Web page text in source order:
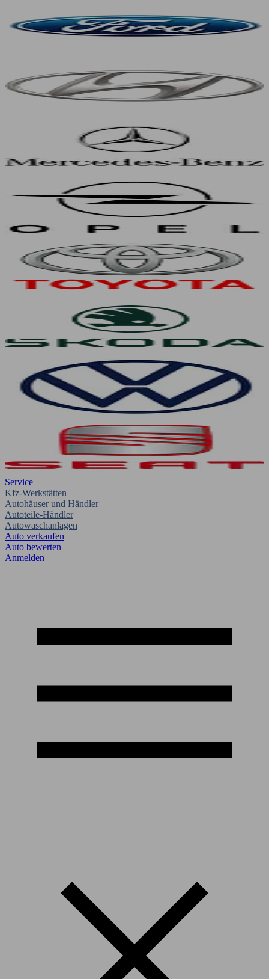
Service
Kfz-Werkstätten
Autohäuser und Händler
Autoteile-Händler
Autowaschanlagen
Auto verkaufen
Auto bewerten
Anmelden